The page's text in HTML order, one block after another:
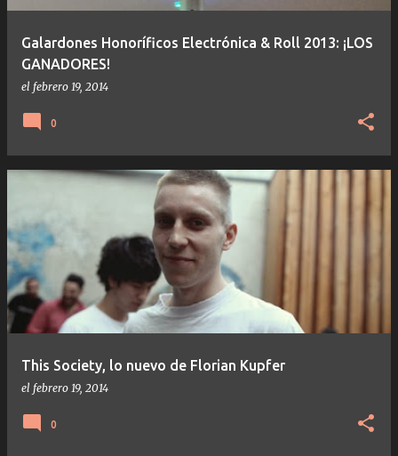
Galardones Honoríficos Electrónica & Roll 2013: ¡LOS
GANADORES!
el febrero 19, 2014
0
This Society, lo nuevo de Florian Kupfer
el febrero 19, 2014
0